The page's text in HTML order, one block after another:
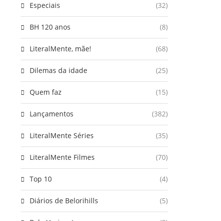
Especiais (32)
BH 120 anos (8)
LiteralMente, mãe! (68)
Dilemas da idade (25)
Quem faz (15)
Lançamentos (382)
LiteralMente Séries (35)
LiteralMente Filmes (70)
Top 10 (4)
Diários de Belorihills (5)